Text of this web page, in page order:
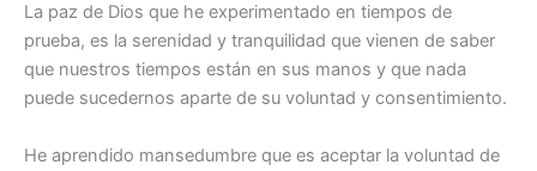
La paz de Dios que he experimentado en tiempos de
prueba, es la serenidad y tranquilidad que vienen de saber
que nuestros tiempos están en sus manos y que nada
puede sucedernos aparte de su voluntad y consentimiento.
He aprendido mansedumbre que es aceptar la voluntad de